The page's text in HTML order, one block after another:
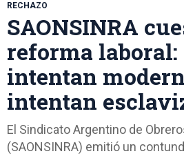
RECHAZO
SAONSINRA
reforma laboral:
intentan
intentan
El Sindicato Argentino de
(SAONSINRA) emitió un